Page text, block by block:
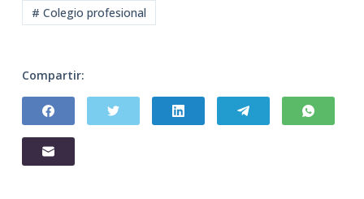
# Colegio profesional
Compartir: